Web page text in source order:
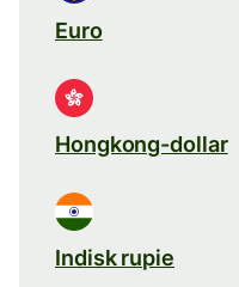
Euro
Hongkong-dollar
Indisk rupie